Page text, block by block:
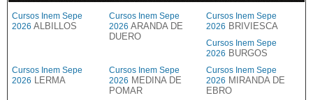
Cursos Inem Sepe
2026 ALBILLOS
Cursos Inem Sepe
2026 ARANDA DE
DUERO
Cursos Inem Sepe
2026 BRIVIESCA
Cursos Inem Sepe
2026 BURGOS
Cursos Inem Sepe
2026 LERMA
Cursos Inem Sepe
2026 MEDINA DE
POMAR
Cursos Inem Sepe
2026 MIRANDA DE
EBRO